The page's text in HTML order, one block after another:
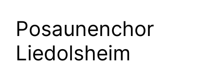
Posaunenchor
Liedolsheim